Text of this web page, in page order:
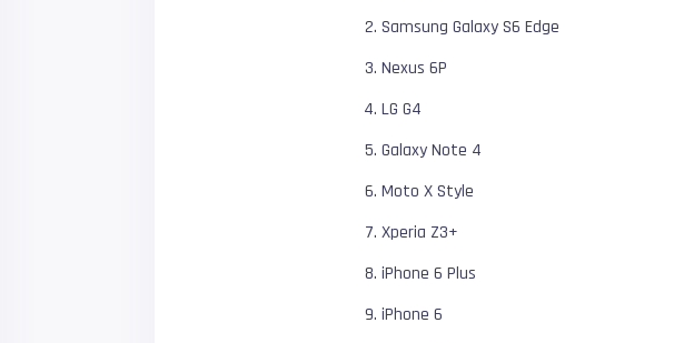
SamsungGalaxy S6 Edge
Nexus 6P
LG G4
Galaxy Note 4
Moto X Style
Xperia Z3+
iPhone 6 Plus
iPhone 6